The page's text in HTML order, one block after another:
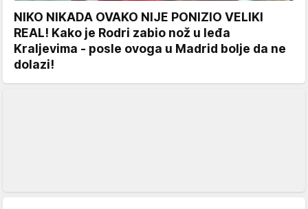
NIKO NIKADA OVAKO NIJE PONIZIO VELIKI
REAL! Kako je Rodri zabio nož u leđa
Kraljevima - posle ovoga u Madrid bolje da ne
dolazi!